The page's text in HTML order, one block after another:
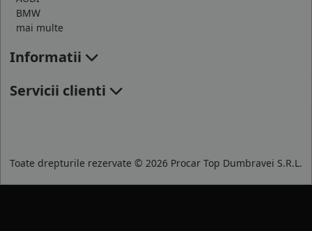
BMW
mai multe
Informatii
Servicii clienti
Toate drepturile rezervate © 2026 Procar Top Dumbravei S.R.L.